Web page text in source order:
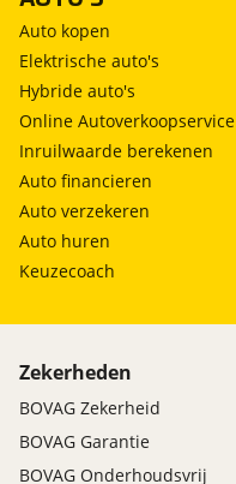
Auto kopen
Elektrische auto's
Hybride auto's
Online Autoverkoopservice
Inruilwaarde berekenen
Auto financieren
Auto verzekeren
Auto huren
Keuzecoach
Zekerheden
BOVAG Zekerheid
BOVAG Garantie
BOVAG Onderhoudsvrij